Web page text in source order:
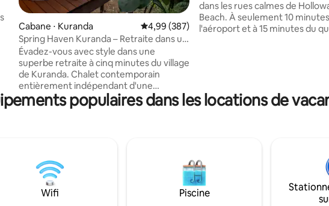
Cabane ⋅ Kuranda Évaluation moyenne sur la base de 387
4,99 (387)
Spring Haven Kuranda – Retraite dans un
jardin de la forêt tropicale
Évadez-vous avec style dans une
superbe retraite à cinq minutes du village
de Kuranda. Chalet contemporain
entièrement indépendant d'une
chambre avec salle de bain extérieure,
niché dans un jardin de forêt tropicale.
nous n'acceptons plus les réservations
pour une seule nuit. Si vous êtes un
voyageur récurrent, veuillez nous
envoyer un message privé pour un tarif
dans les rues calmes de
Beach. À seulement 10
l'aéroport et à 15 minutes du
avant. Avec un accès direct à la
ne reste plus qu'à sortir de la
endormir en écoutant
vagues.
populaires dans les locations de
Wifi Piscine